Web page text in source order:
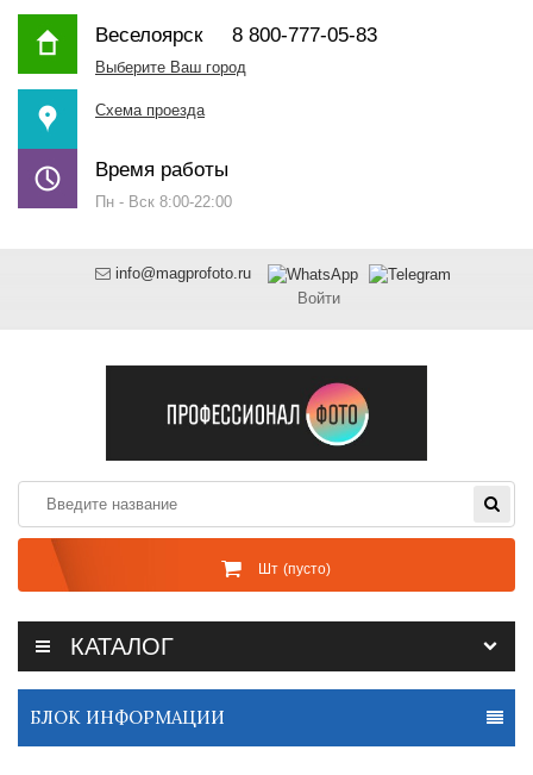
Веселоярск8 800-777-05-83
Выберите Ваш город
Схема проезда
Время работы
Пн - Вск 8:00-22:00
info@magprofoto.ru
Войти
Шт (пусто)
КАТАЛОГ
БЛОК ИНФОРМАЦИИ